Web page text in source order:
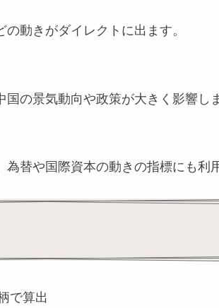
動きがダイレクトに出ます。
の景気動向や政策が大きく影響し
替や国際資本の動きの指標にも利
で算出